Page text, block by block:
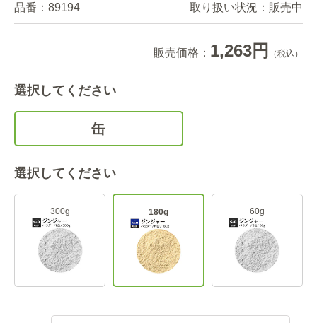
品番： 89194 取り扱い状況： 販売中
販売価格： 1,263円 （税込）
選択してください
缶
選択してください
300g 180g 60g